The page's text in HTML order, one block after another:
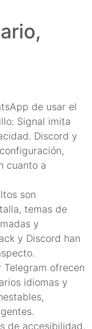
de usar el
Signal imita
Discord y
cuanto a
son
temas de
y
y Discord han
Telegram ofrecen
idiomas y
de accesibilidad,